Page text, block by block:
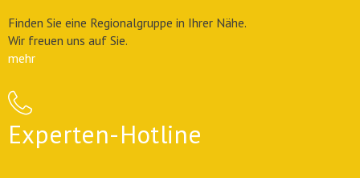
Finden Sie eine Regionalgruppe in Ihrer Nähe.
Wir freuen uns auf Sie.
mehr
Experten-Hotline